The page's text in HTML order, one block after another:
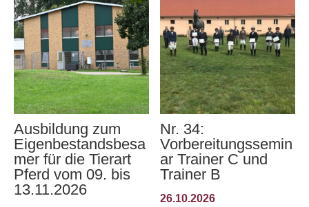
Ausbildung zum
Eigenbestandsbesa
mer für die Tierart
Pferd vom 09. bis
13.11.2026
Nr. 34:
Vorbereitungssemin
ar Trainer C und
Trainer B
26.10.2026